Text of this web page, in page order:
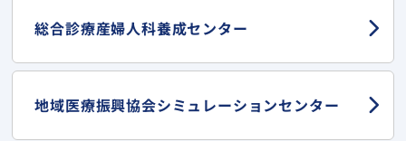
総合診療産婦人科養成センター
地域医療振興協会シミュレーションセンター